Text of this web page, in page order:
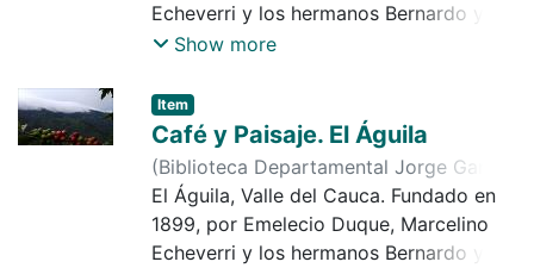
Echeverri y los hermanos Bernardo y
Natalio Serna. Municipio desde 1953.
caficultura, ganadería, minería,
explotación forestal, etc. Observamos
en la imagen, la flor con su frutos de
café
Show more
Item
Café y Paisaje. El Águila
(Biblioteca Departamental Jorge Garcés
Borrero,2017-06-30)Jaramillo, Jair de
Jesús
El Águila, Valle del Cauca. Fundado en
1899, por Emelecio Duque, Marcelino
Echeverri y los hermanos Bernardo y